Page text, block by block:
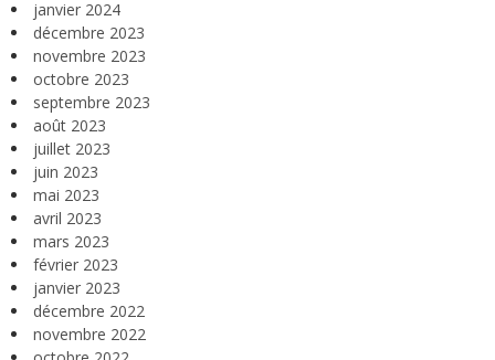
janvier 2024
décembre 2023
novembre 2023
octobre 2023
septembre 2023
août 2023
juillet 2023
juin 2023
mai 2023
avril 2023
mars 2023
février 2023
janvier 2023
décembre 2022
novembre 2022